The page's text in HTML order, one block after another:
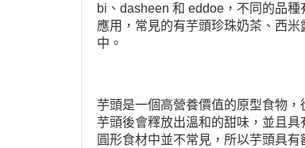
bi、dasheen 和 eddoe，不同的品
應用，常見的有芋頭珍珠奶茶、西
中。
芋頭是一個高營養價值的原型食物
芋頭後會釋放出溫和的甜味，並且
圓形食材中並不常見，所以芋頭具有